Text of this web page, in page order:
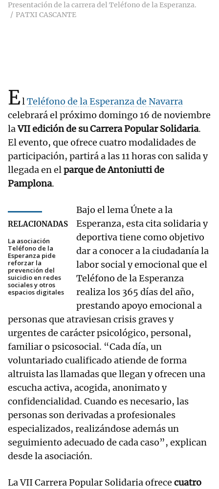
Presentación de la carrera del Teléfono de la Esperanza.
PATXI CASCANTE
ElTeléfono de la Esperanza de Navarra
celebrará el próximo domingo 16 de noviembre
laVII edición de su Carrera Popular Solidaria.
El evento, que ofrece cuatro modalidades de
participación, partirá a las 11 horas con salida y
llegada en elparque de Antoniutti de
Pamplona.
RELACIONADAS
La asociación
Teléfono de la
Esperanza pide
reforzar la
prevención del
suicidio en redes
sociales y otros
espacios digitales
Bajo el lema Únete a la
Esperanza, esta cita solidaria y
deportiva tiene como objetivo
dar a conocer a la ciudadanía la
labor social y emocional que el
Teléfono de la Esperanza
realiza los 365 días del año,
prestando apoyo emocional a
personas que atraviesan crisis graves y
urgentes de carácter psicológico, personal,
familiar o psicosocial. “Cada día, un
voluntariado cualificado atiende de forma
altruista las llamadas que llegan y ofrecen una
escucha activa, acogida, anonimato y
confidencialidad. Cuando es necesario, las
personas son derivadas a profesionales
especializados, realizándose además un
seguimiento adecuado de cada caso”, explican
desde la asociación.
La VII Carrera Popular Solidaria ofrece cuatro